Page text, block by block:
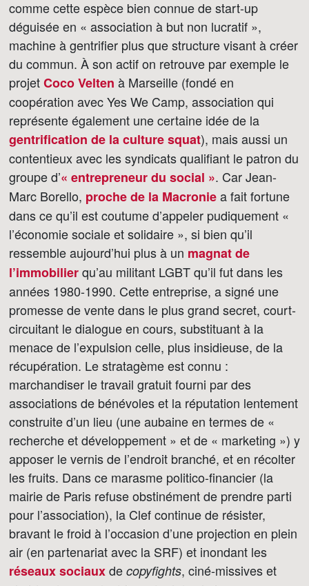
comme cette espèce bien connue de start-up
déguisée en « association à but non lucratif »,
machine à gentrifier plus que structure visant à créer
du commun. À son actif on retrouve par exemple le
projetCoco Velten à Marseille (fondé en
coopération avec Yes We Camp, association qui
représente également une certaine idée de la
gentrification de la culture squat), mais aussi un
contentieux avec les syndicats qualifiant le patron du
groupe d’« entrepreneur du social ». Car Jean-
Marc Borello, proche de la Macroniea fait fortune
dans ce qu’il est coutume d’appeler pudiquement «
l’économie sociale et solidaire », si bien qu’il
ressemble aujourd’hui plus à un magnat de
l’immobilierqu’au militant LGBT qu’il fut dans les
années 1980-1990. Cette entreprise, a signé une
promesse de vente dans le plus grand secret, court-
circuitant le dialogue en cours, substituant à la
menace de l’expulsion celle, plus insidieuse, de la
récupération. Le stratagème est connu :
marchandiser le travail gratuit fourni par des
associations de bénévoles et la réputation lentement
construite d’un lieu (une aubaine en termes de «
recherche et développement » et de « marketing ») y
apposer le vernis de l’endroit branché, et en récolter
les fruits. Dans ce marasme politico-financier (la
mairie de Paris refuse obstinément de prendre parti
pour l’association), la Clef continue de résister,
bravant le froid à l’occasion d’une projection en plein
air (en partenariat avec la SRF) et inondant les
réseaux sociauxde copyfights, ciné-missives et